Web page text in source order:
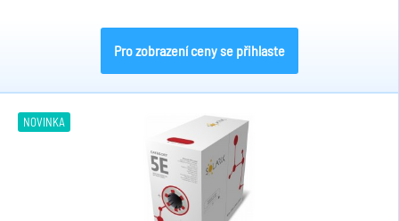
Pro zobrazení ceny se přihlaste
NOVINKA